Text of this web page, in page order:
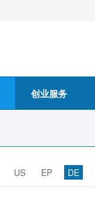
创业服务
US EP DE